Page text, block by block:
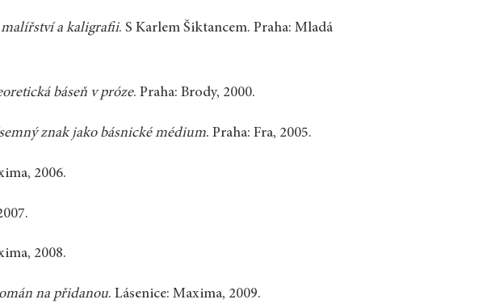
malířství a kaligrafii. S Karlem Šiktancem. Praha: Mladá
báseň v próze. Praha: Brody, 2000.
znak jako básnické médium. Praha: Fra, 2005.
2006.
2008.
na přidanou. Lásenice: Maxima, 2009.